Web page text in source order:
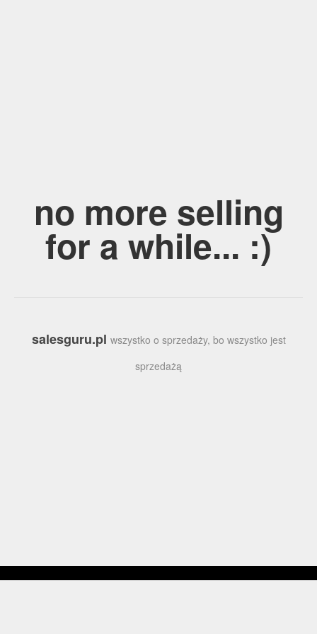
no more selling
for a while... :)
salesguru.pl wszystko o sprzedaży, bo wszystko jest
sprzedażą